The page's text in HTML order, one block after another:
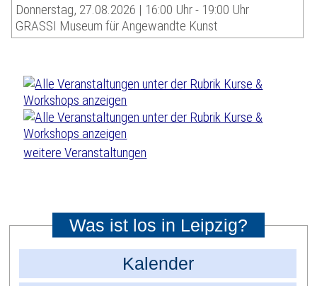
Donnerstag, 27.08.2026 | 16:00 Uhr - 19:00 Uhr
GRASSI Museum für Angewandte Kunst
weitere Veranstaltungen
Was ist los in Leipzig?
Kalender